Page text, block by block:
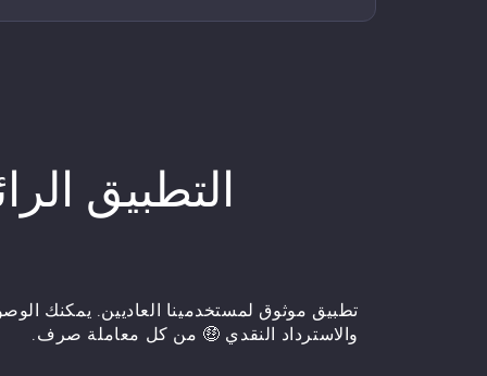
التطبيق
تطبيق موثوق لمستخدمينا العاديين. يمكنك
والاسترداد النقدي 🤑 من كل معاملة صرف.